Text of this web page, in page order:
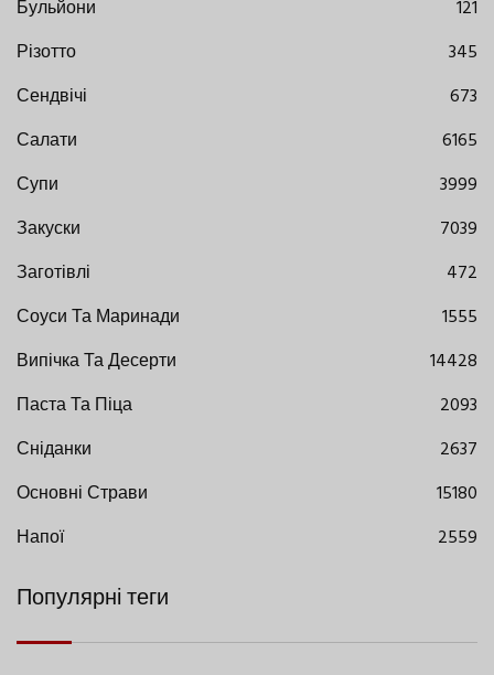
Бульйони
121
Різотто
345
Сендвічі
673
Салати
6165
Супи
3999
Закуски
7039
Заготівлі
472
Соуси Та Маринади
1555
Випічка Та Десерти
14428
Паста Та Піца
2093
Сніданки
2637
Основні Страви
15180
Напої
2559
Популярні теги